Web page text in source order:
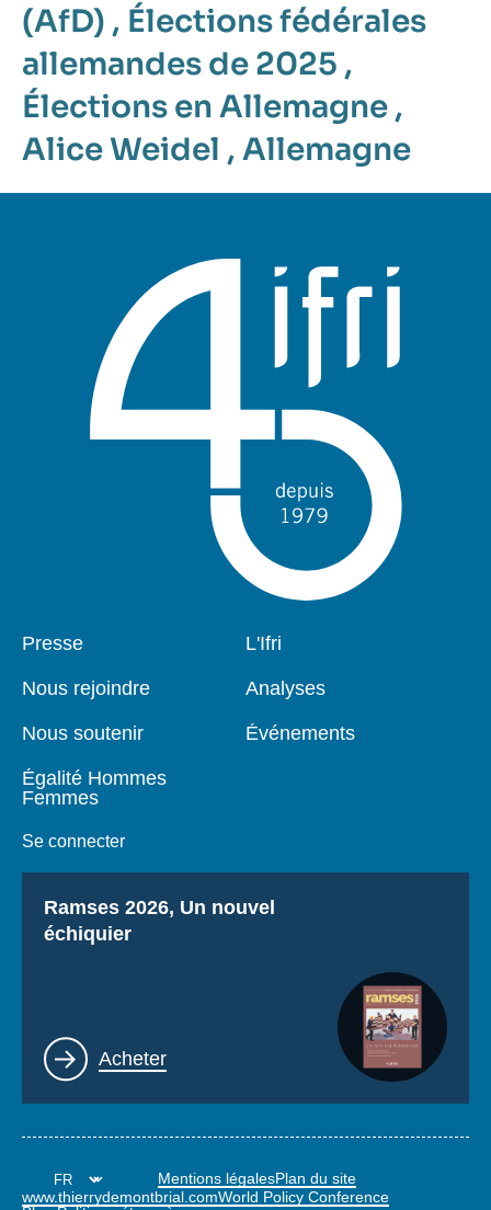
(AfD) , Élections fédérales
allemandes de 2025 ,
Élections en Allemagne ,
Alice Weidel , Allemagne
Pied
Presse
Nous rejoindre
Nous soutenir
Égalité Hommes
Femmes
Se connecter
Navigation
L'Ifri
Analyses
Événements
Titre
Ramses 2026, Un nouvel
échiquier
Lien
Acheter
Mentions légalesPlan du site
www.thierrydemontbrial.comWorld Policy Conference